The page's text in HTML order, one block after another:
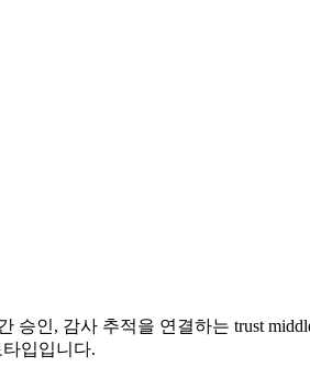
인, 감사 추적을 연결하는 trust
타입입니다.